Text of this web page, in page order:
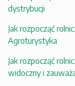
dystrybucji
Jak rozpocząć
Agroturystyka
Jak rozpocząć
widoczny i